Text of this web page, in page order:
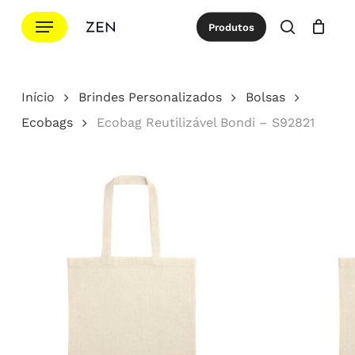
para
principal
Menu Produtos
procurar
Cotação Close
Início Brindes Personalizados
Bolsas
Ecobags
Ecobag Reutilizável Bondi – S92821